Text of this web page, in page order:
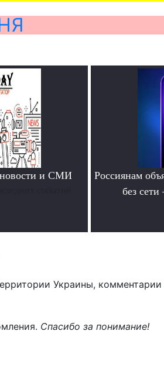
новости и СМИ
Россиянам
без
Украины,
Спасибо за понимание!